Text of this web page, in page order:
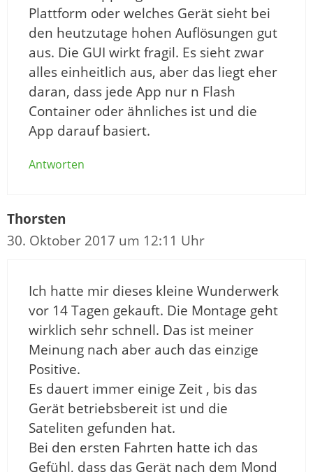
Plattform oder welches Gerät sieht bei
den heutzutage hohen Auflösungen gut
aus. Die GUI wirkt fragil. Es sieht zwar
alles einheitlich aus, aber das liegt eher
daran, dass jede App nur n Flash
Container oder ähnliches ist und die
App darauf basiert.
Antworten
Thorsten
30. Oktober 2017 um 12:11 Uhr
Ich hatte mir dieses kleine Wunderwerk
vor 14 Tagen gekauft. Die Montage geht
wirklich sehr schnell. Das ist meiner
Meinung nach aber auch das einzige
Positive.
Es dauert immer einige Zeit , bis das
Gerät betriebsbereit ist und die
Sateliten gefunden hat.
Bei den ersten Fahrten hatte ich das
Gefühl, dass das Gerät nach dem Mond